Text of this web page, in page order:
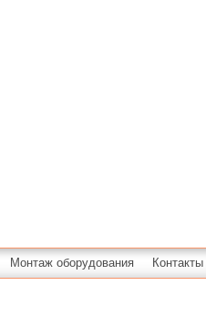
Монтаж оборудования Контакты